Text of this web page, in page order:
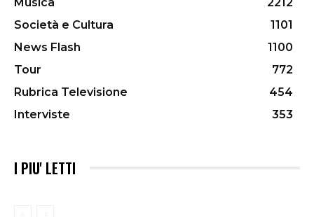
Società e Cultura
1101
News Flash
1100
Tour
772
Rubrica Televisione
454
Interviste
353
I PIU' LETTI